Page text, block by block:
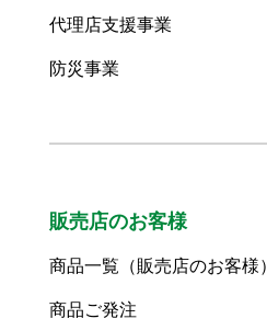
代理店支援事業
防災事業
販売店のお客様
商品一覧（販売店のお客様）
商品ご発注